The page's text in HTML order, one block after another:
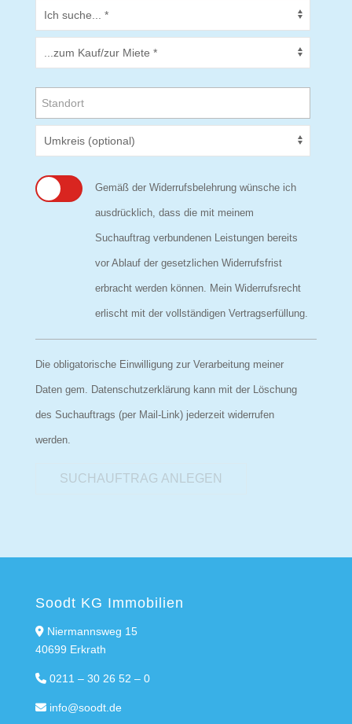
Gemäß der Widerrufsbelehrung wünsche ich
ausdrücklich, dass die mit meinem
Suchauftrag verbundenen Leistungen bereits
vor Ablauf der gesetzlichen Widerrufsfrist
erbracht werden können. Mein Widerrufsrecht
erlischt mit der vollständigen Vertragserfüllung.
Die obligatorische Einwilligung zur Verarbeitung meiner
Daten gem. Datenschutzerklärung kann mit der Löschung
des Suchauftrags (per Mail-Link) jederzeit widerrufen
werden.
SUCHAUFTRAG ANLEGEN
Soodt KG Immobilien
Niermannsweg 15
40699 Erkrath
0211 – 30 26 52 – 0
info@soodt.de